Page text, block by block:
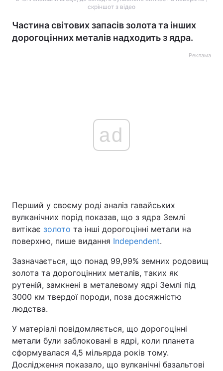
Головна Війна
Україна Політика
Спорт Наука
Техно і зв'язок Лайт
Здоров'я Туризм
Цікавинки Погода
скріншот з відео
Частина світових запасів золота та інших
дорогоцінних металів надходить з ядра.
Реклама
ad
Перший у своєму роді аналіз гавайських
вулканічних порід показав, що з ядра Землі
витікає золото та інші дорогоцінні метали на
поверхню, пише видання Independent.
Зазначається, що понад 99,99% земних родовищ
золота та дорогоцінних металів, таких як
рутеній, замкнені в металевому ядрі Землі під
3000 км твердої породи, поза досяжністю
людства.
У матеріалі повідомляється, що дорогоцінні
метали були заблоковані в ядрі, коли планета
сформувалася 4,5 мільярда років тому.
Дослідження показало, що вулканічні базальтові